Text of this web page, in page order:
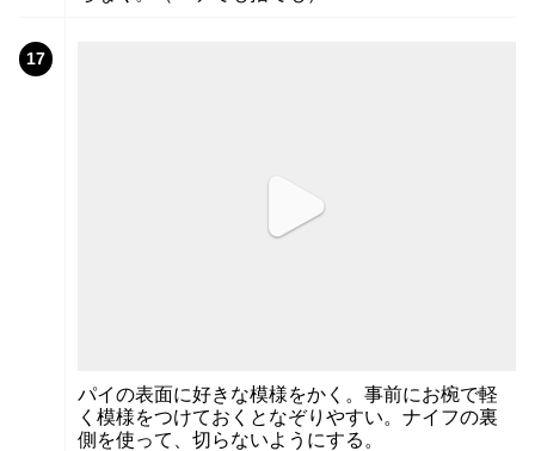
17
パイの表面に好きな模様をかく。事前にお椀で軽
く模様をつけておくとなぞりやすい。ナイフの裏
側を使って、切らないようにする。